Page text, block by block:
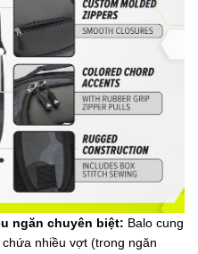
ngăn chuyên biệt: Balo cung
nhiều vợt (trong ngăn